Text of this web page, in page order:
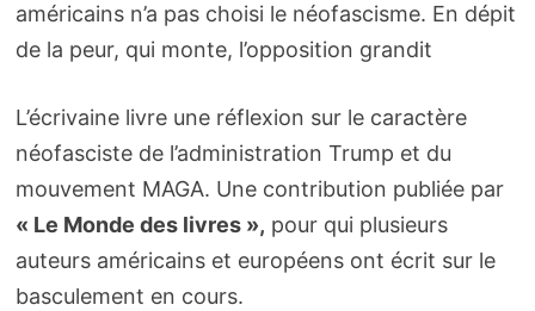
américains n’a pas choisi le néofascisme. En dépit
de la peur, qui monte, l’opposition grandit
L’écrivaine livre une réflexion sur le caractère
néofasciste de l’administration Trump et du
mouvement MAGA. Une contribution publiée par
« Le Monde des livres », pour qui plusieurs
auteurs américains et européens ont écrit sur le
basculement en cours.